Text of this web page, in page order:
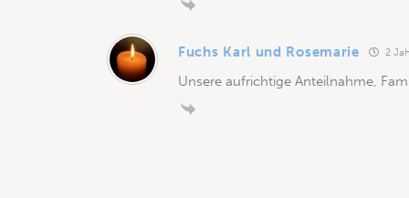
Fuchs Karl und Rosemarie 2
Unsere aufrichtige Anteilnahme,